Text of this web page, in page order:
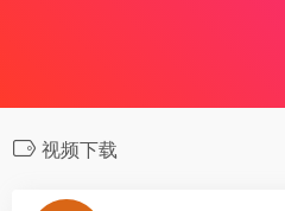
视频下载